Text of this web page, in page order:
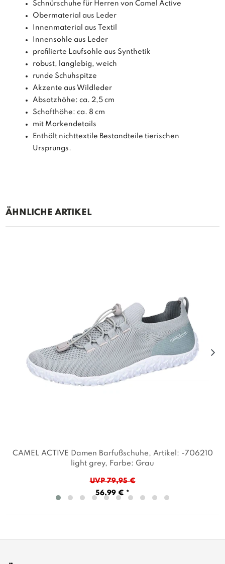
Schnürschuhe für Herren von Camel Active
Obermaterial aus Leder
Innenmaterial aus Textil
Innensohle aus Leder
profilierte Laufsohle aus Synthetik
robust, langlebig, weich
runde Schuhspitze
Akzente aus Wildleder
Absatzhöhe: ca. 2,5 cm
Schafthöhe: ca. 8 cm
mit Markendetails
Enthält nichttextile Bestandteile tierischen
Ursprungs.
ÄHNLICHE ARTIKEL
CAMEL ACTIVE Damen Barfußschuhe, Artikel: -706210
light grey, Farbe: Grau
UVP 79,95 €
56,99 € *